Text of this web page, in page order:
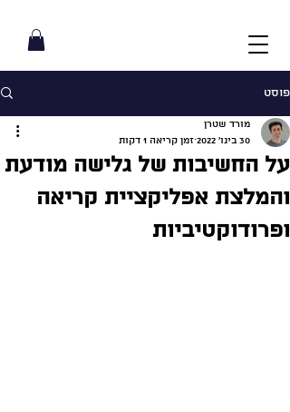
פוסט
על החשיבות של גלישה מודעת
והמלצת אפליקציית קריאה
ופרודוקטיביות
מורד שטרן
30 בינו׳ 2022
זמן קריאה 1 דקות